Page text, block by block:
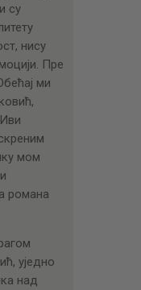
су
нису
Пре
ми
мом
романа
уједно
над